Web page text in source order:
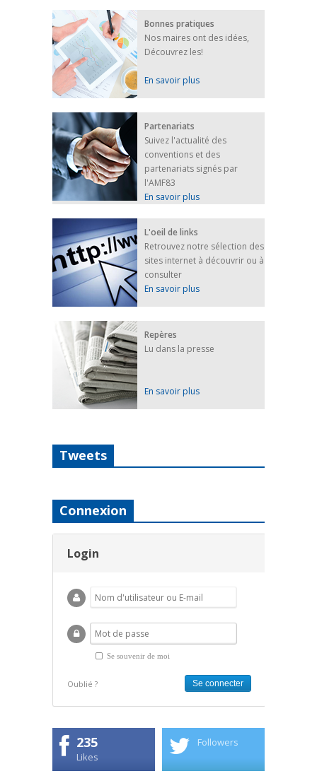
Bonnes pratiques
Nos maires ont des idées,
Découvrez les!
En savoir plus
Partenariats
Suivez l'actualité des
conventions et des
partenariats signés par
l'AMF83
En savoir plus
L'oeil de links
Retrouvez notre sélection des
sites internet à découvrir ou à
consulter
En savoir plus
Repères
Lu dans la presse
En savoir plus
Tweets
Connexion
Login
Se souvenir de moi
Oublié ?
235
Likes
Followers